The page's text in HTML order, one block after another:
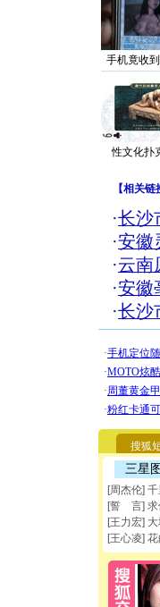
手机竟收
性文化扑
【相关链
·长沙
·安徽
·云南
·安徽
·长沙
搜狐
三星
[周杰伦]
[誓 言] 求
[王力宏]
[王心凌]